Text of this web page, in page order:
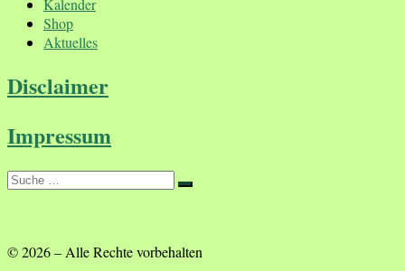
Kalender
Shop
Aktuelles
Disclaimer
Impressum
Suche
Suche
© 2026– Alle Rechte vorbehalten